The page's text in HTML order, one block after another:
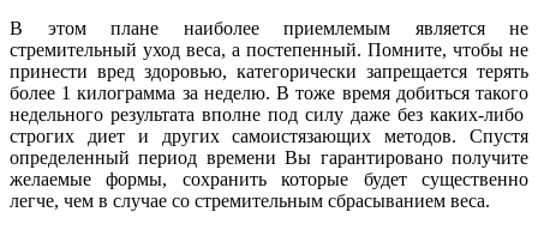
В этом плане наиболее приемлемым является не
стремительный уход веса, а постепенный. Помните, чтобы не
принести вред здоровью, категорически запрещается терять
более 1 килограмма за неделю. В тоже время добиться такого
недельного результата вполне под силу даже без каких-либо
строгих диет и других самоистязающих методов. Спустя
определенный период времени Вы гарантировано получите
желаемые формы, сохранить которые будет существенно
легче, чем в случае со стремительным сбрасыванием веса.